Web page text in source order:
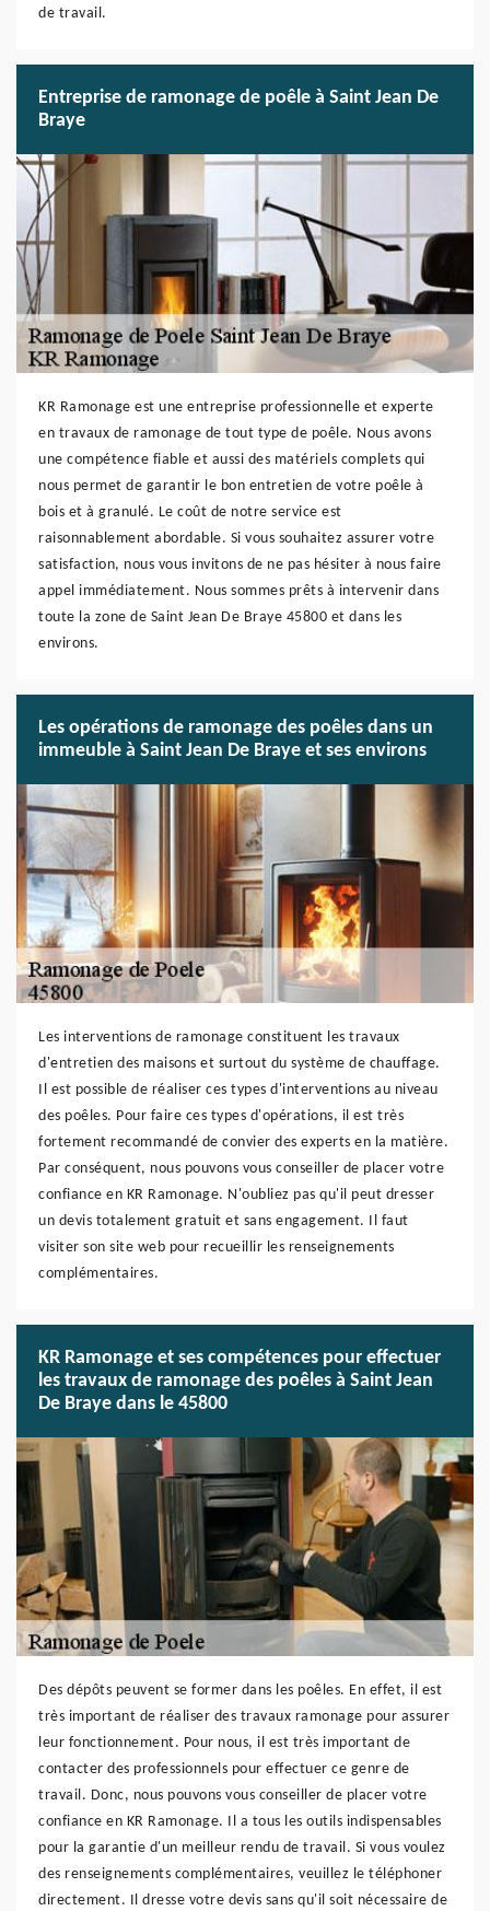
de travail.
Entreprise de ramonage de poêle à Saint Jean De
Braye
KR Ramonage est une entreprise professionnelle et experte
en travaux de ramonage de tout type de poêle. Nous avons
une compétence fiable et aussi des matériels complets qui
nous permet de garantir le bon entretien de votre poêle à
bois et à granulé. Le coût de notre service est
raisonnablement abordable. Si vous souhaitez assurer votre
satisfaction, nous vous invitons de ne pas hésiter à nous faire
appel immédiatement. Nous sommes prêts à intervenir dans
toute la zone de Saint Jean De Braye 45800 et dans les
environs.
Les opérations de ramonage des poêles dans un
immeuble à Saint Jean De Braye et ses environs
Les interventions de ramonage constituent les travaux
d'entretien des maisons et surtout du système de chauffage.
Il est possible de réaliser ces types d'interventions au niveau
des poêles. Pour faire ces types d'opérations, il est très
fortement recommandé de convier des experts en la matière.
Par conséquent, nous pouvons vous conseiller de placer votre
confiance en KR Ramonage. N'oubliez pas qu'il peut dresser
un devis totalement gratuit et sans engagement. Il faut
visiter son site web pour recueillir les renseignements
complémentaires.
KR Ramonage et ses compétences pour effectuer
les travaux de ramonage des poêles à Saint Jean
De Braye dans le 45800
Des dépôts peuvent se former dans les poêles. En effet, il est
très important de réaliser des travaux ramonage pour assurer
leur fonctionnement. Pour nous, il est très important de
contacter des professionnels pour effectuer ce genre de
travail. Donc, nous pouvons vous conseiller de placer votre
confiance en KR Ramonage. Il a tous les outils indispensables
pour la garantie d'un meilleur rendu de travail. Si vous voulez
des renseignements complémentaires, veuillez le téléphoner
directement. Il dresse votre devis sans qu'il soit nécessaire de